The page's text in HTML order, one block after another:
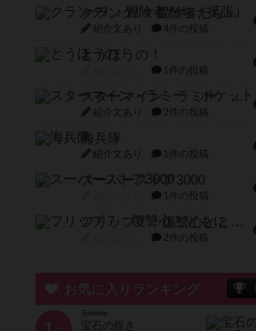
クランク! ：冒険者たち（拡張）
紹介文あり 4件の投稿
とうほうの！
1件の投稿
スターマイン・ラミー ポケット
紹介文あり 2件の投稿
海兵隊
紹介文あり 1件の投稿
スーパーストア3000
1件の投稿
フリップ７：復讐心とともに
2件の投稿
お気に入りランキング
宝石の煌き